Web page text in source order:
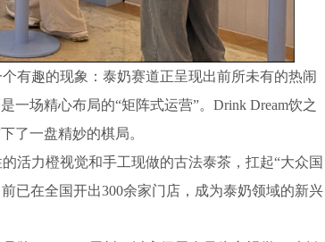
趣的现象：泰奶赛道正呈现出前所未有的热闹
一场精心布局的“矩阵式运营”。Drink Dream饮之
了一盘精妙的棋局。
力橙视觉和手工现做的古法泰茶，扛起“大众国
已在全国开出300余家门店，成为泰奶领域的新兴